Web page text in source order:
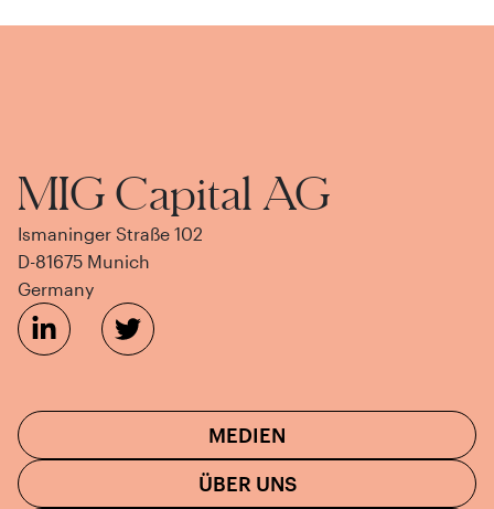
MIG Capital AG
Ismaninger Straße 102
D-81675 Munich
Germany
MEDIEN
ÜBER UNS